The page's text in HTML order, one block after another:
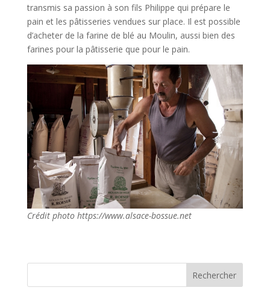
transmis sa passion à son fils Philippe qui prépare le
pain et les pâtisseries vendues sur place. Il est possible
d’acheter de la farine de blé au Moulin, aussi bien des
farines pour la pâtisserie que pour le pain.
Crédit photo https://www.alsace-bossue.net